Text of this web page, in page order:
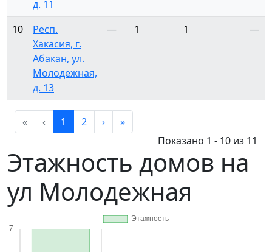
д. 11
10
Респ.
Хакасия, г.
Абакан, ул.
Молодежная,
д. 13
— 1 1 —
« ‹ 1 2 ›
»
Показано 1 - 10 из 11
Этажность домов на
ул Молодежная